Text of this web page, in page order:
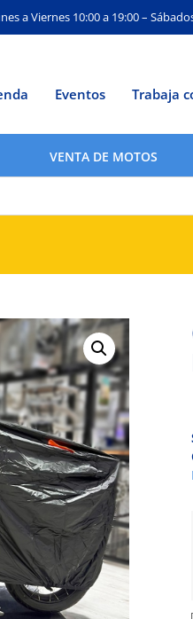
a Viernes 10:00 a 19:00 –
Eventos Trabaja
VENTA DE MOTOS